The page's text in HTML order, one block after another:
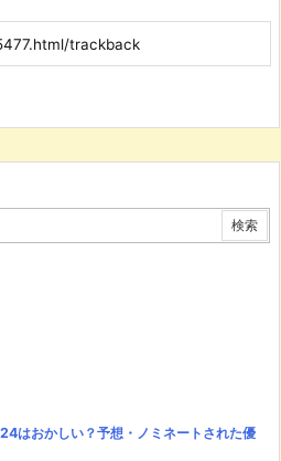
はおかしい？予想・ノミネートされた優